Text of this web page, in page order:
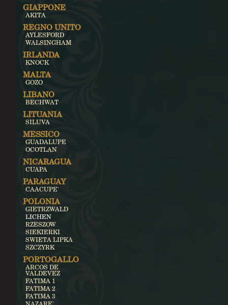
GIAPPONE
AKITA
REGNO UNITO
AYLESFORD
WALSINGHAM
IRLANDA
KNOCK
MALTA
GOZO
LIBANO
BECHWAT
LITUANIA
SILUVA
MESSICO
GUADALUPE
OCOTLAN
NICARAGUA
CUAPA
PARAGUAY
CAACUPE'
POLONIA
GIETRZWALD
LICHEN
RZESZOW
SIEKIERKI
SWIETA LIPKA
SZCZYRK
PORTOGALLO
ARCOS DE
VALDEVEZ
FATIMA 1
FATIMA 2
FATIMA 3